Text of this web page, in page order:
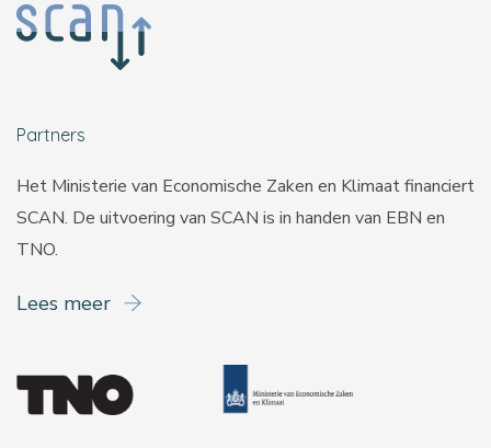
Partners
Het Ministerie van Economische Zaken en Klimaat financiert
SCAN. De uitvoering van SCAN is in handen van EBN en
TNO.
Lees meer